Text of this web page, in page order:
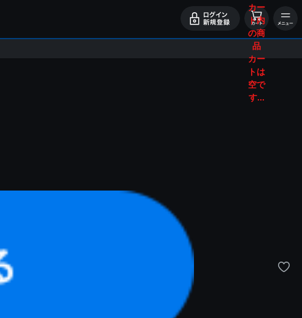
カー
ト内
の商
品
カー
トは
空で
す...